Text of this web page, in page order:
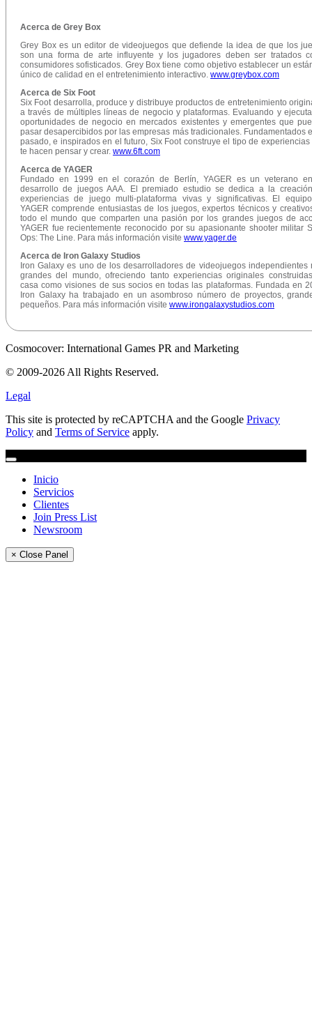
Acerca de Grey Box
Grey Box es un editor de videojuegos que defiende la idea de que los
son una forma de arte influyente y los jugadores deben ser tratados
consumidores sofisticados. Grey Box tiene como objetivo establecer un
único de calidad en el entretenimiento interactivo. www.greybox.com
Acerca de Six Foot
Six Foot desarrolla, produce y distribuye productos de entretenimiento
a través de múltiples líneas de negocio y plataformas. Evaluando y
oportunidades de negocio en mercados existentes y emergentes que
pasar desapercibidos por las empresas más tradicionales. Fundamentados
pasado, e inspirados en el futuro, Six Foot construye el tipo de experiencias
te hacen pensar y crear. www.6ft.com
Acerca de YAGER
Fundado en 1999 en el corazón de Berlín, YAGER es un veterano
desarrollo de juegos AAA. El premiado estudio se dedica a la
experiencias de juego multi-plataforma vivas y significativas. El
YAGER comprende entusiastas de los juegos, expertos técnicos y
todo el mundo que comparten una pasión por los grandes juegos de
YAGER fue recientemente reconocido por su apasionante shooter militar
Ops: The Line. Para más información visite www.yager.de
Acerca de Iron Galaxy Studios
Iron Galaxy es uno de los desarrolladores de videojuegos independientes
grandes del mundo, ofreciendo tanto experiencias originales
casa como visiones de sus socios en todas las plataformas. Fundada en
Iron Galaxy ha trabajado en un asombroso número de proyectos,
pequeños. Para más información visite www.irongalaxystudios.com
Cosmocover: International Games PR and Marketing
© 2009-2026 All Rights Reserved.
Legal
This site is protected by reCAPTCHA and the Google Privacy
Policy and Terms of Service apply.
Inicio
Servicios
Clientes
Join Press List
Newsroom
× Close Panel